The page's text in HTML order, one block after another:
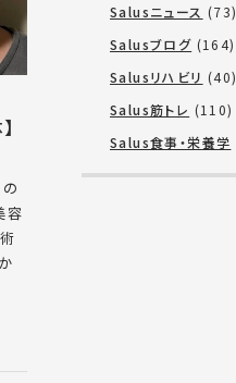
Salusニュース (73)
Salusブログ (164)
Salusリハビリ (40)
Salus筋トレ (110)
Salus食事・栄養学
容